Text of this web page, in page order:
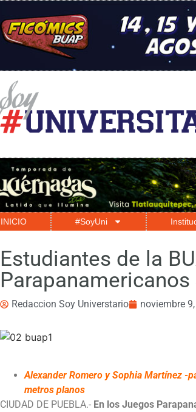
INICIO #SoyUni
Estudiantes de la
Redaccion Soy Universtario noviembre
Alexander Romero y Sophia Martínez -
metros planos
CIUDAD DE PUEBLA.- En losJuegos